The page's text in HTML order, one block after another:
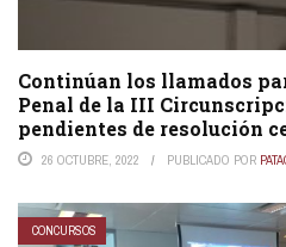
Continúan los llamados
Penal de la III
pendientes de resolución
26 OCTUBRE, 2022 PUBLICADO POR
CONCURSOS